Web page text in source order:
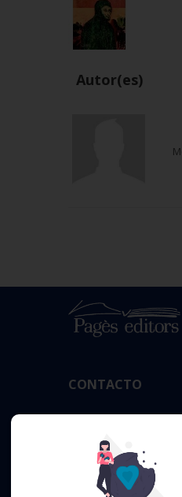
Autor(es)
CONTACTO
OFICINA
Teléfono: 973 23 66